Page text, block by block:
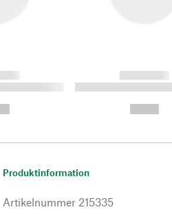
----------
------------
----------- -----------
Produktinformation
Artikelnummer 215335